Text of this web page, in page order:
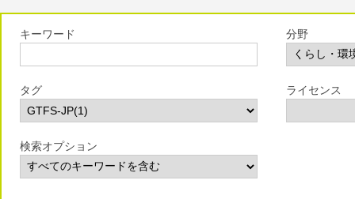
キーワード 分野
タグ ライセンス
検索オプション